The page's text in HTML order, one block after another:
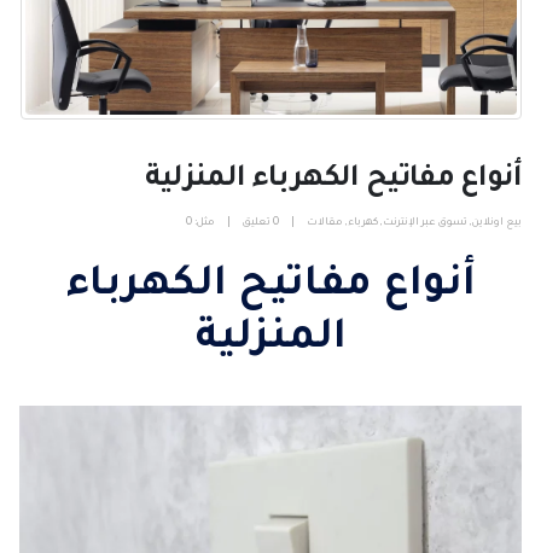
أنواع مفاتيح الكهرباء المنزلية
بيع اونلاين, تسوق عبر الإنترنت , كهرباء , مقالات 0 تعليق مثل: 0
أنواع مفاتيح الكهرباء
المنزلية